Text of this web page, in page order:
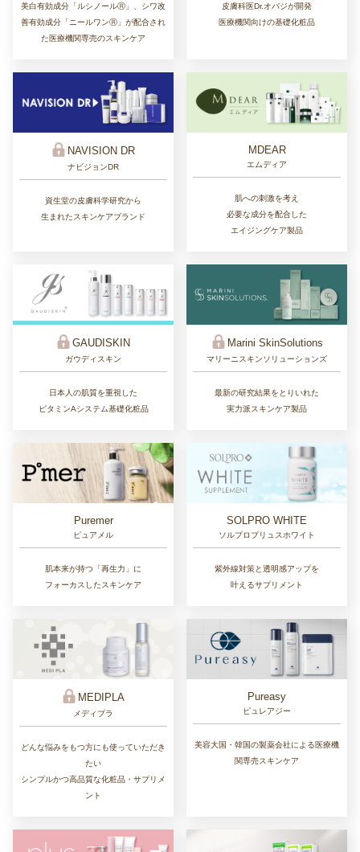
美白有効成分「ルシノールⓇ」、シワ改
善有効成分「ニールワンⓇ」が配合され
た医療機関専売のスキンケア
皮膚科医Dr.オバジが開発
医療機関向けの基礎化粧品
NAVISION DR
ナビジョンDR
資生堂の皮膚科学研究から
生まれたスキンケアブランド
MDEAR
エムディア
肌への刺激を考え
必要な成分を配合した
エイジングケア製品
GAUDISKIN
ガウディスキン
日本人の肌質を重視した
ビタミンAシステム基礎化粧品
Marini SkinSolutions
マリーニスキンソリューションズ
最新の研究結果をとりいれた
実力派スキンケア製品
Puremer
ピュアメル
肌本来が持つ「再生力」に
フォーカスしたスキンケア
SOLPRO WHITE
ソルプロプリュスホワイト
紫外線対策と透明感アップを
叶えるサプリメント
MEDIPLA
メディプラ
どんな悩みをもつ方にも使っていただき
たい
シンプルかつ高品質な化粧品・サプリメ
ント
Pureasy
ピュレアジー
美容大国・韓国の製薬会社による医療機
関専売スキンケア